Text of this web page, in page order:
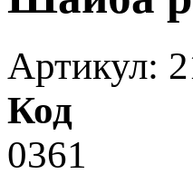
Артикул:
Код
0361